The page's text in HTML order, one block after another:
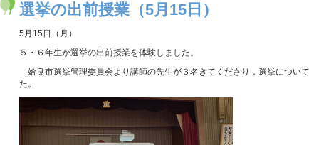
選挙の出前授業（5月15日）
5月15日（月）
５・６年生が選挙の出前授業を体験しました。
姶良市選挙管理委員会より講師の先生が３名きてくださり，選挙につい
た。